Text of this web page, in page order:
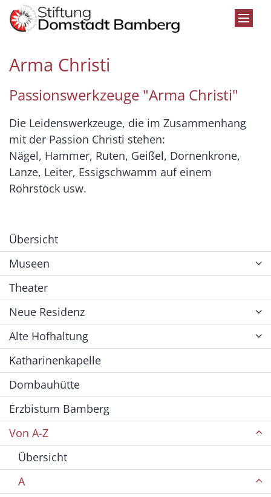
Zum Inhalt springen
Arma Christi
Passionswerkzeuge "Arma Christi"
Die Leidenswerkzeuge, die im Zusammenhang
mit der Passion Christi stehen:
Nägel, Hammer, Ruten, Geißel, Dornenkrone,
Lanze, Leiter, Essigschwamm auf einem
Rohrstock usw.
Übersicht
Museen
Theater
Neue Residenz
Alte Hofhaltung
Katharinenkapelle
Dombauhütte
Erzbistum Bamberg
Von A-Z
Übersicht
A